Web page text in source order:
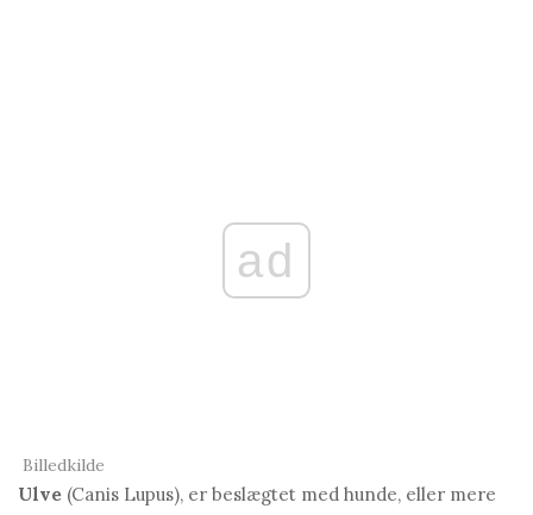
ad
Billedkilde
Ulve (Canis Lupus), er beslægtet med hunde, eller mere